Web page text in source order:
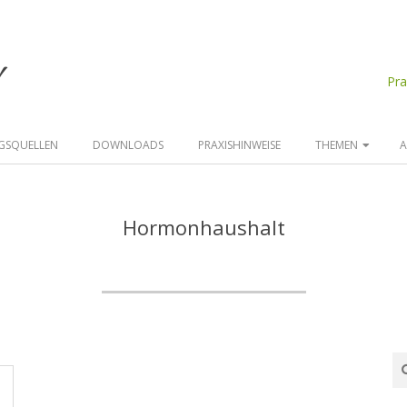
DOWNLOADS PRAXISHINWEISE THEMEN
Hormonhaushalt